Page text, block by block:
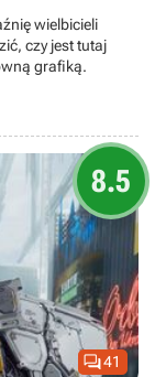
wielbicieli
czy jest tutaj
grafiką.
41
8.5